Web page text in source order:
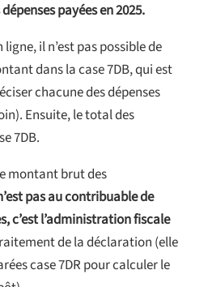
payées en 2025.
il n’est pas possible de
dans la case 7DB, qui est
chacune des dépenses
Ensuite, le total des
7DB.
montant brut des
pas au contribuable de
c’est l’administration fiscale
de la déclaration (elle
case 7DR pour calculer le